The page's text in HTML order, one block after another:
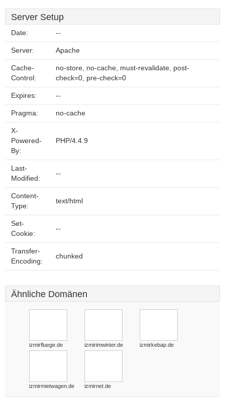
Server Setup
Date: --
Server: Apache
Cache-
Control:
no-store, no-cache, must-revalidate, post-
check=0, pre-check=0
Expires: --
Pragma: no-cache
X-
Powered-
By:
PHP/4.4.9
Last-
Modified:
--
Content-
Type:
text/html
Set-
Cookie:
--
Transfer-
Encoding:
chunked
Ähnliche Domänen
izmirfluege.de izmirimwinter.de izmirkebap.de
izmirmietwagen.de izmirnet.de